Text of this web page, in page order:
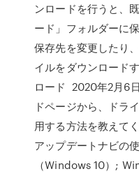
ンロードを行うと、
ード」フォルダーに
保存先を変更したり
イルをダウンロード
ロード 2020年2月6
ドページから、ドラ
用する方法を教えて
アップデートナビの
（Windows 10）;